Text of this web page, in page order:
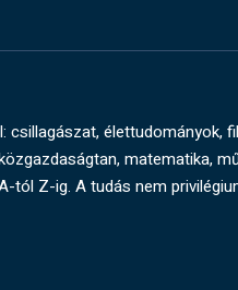
élettudományok,
matematika,
Z-ig. A tudás nem